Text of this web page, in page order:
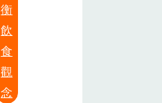
衡
飲
食
觀
念